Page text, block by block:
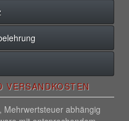
VERSANDKOSTEN
Mehrwertsteuer abhängig